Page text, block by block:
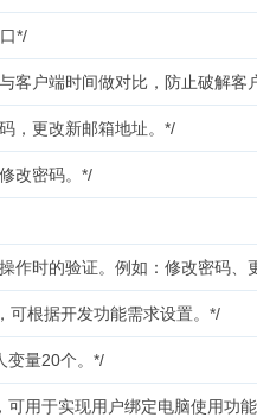
*/
客户端时间做对比，防止破解
，更改新邮箱地址。*/
改密码。*/
作时的验证。例如：修改密码、
可根据开发功能需求设置。*/
变量20个。*/
用于实现用户绑定电脑使用功